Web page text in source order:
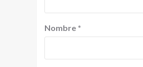
Nombre *